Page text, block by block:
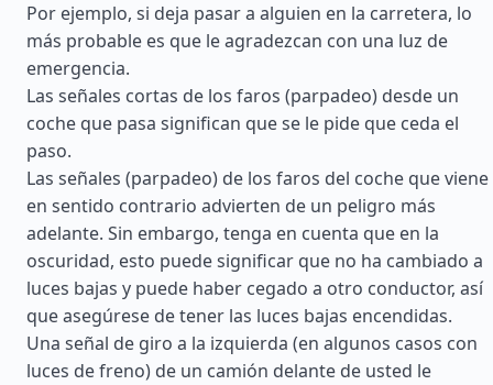
Por ejemplo, si deja pasar a alguien en la carretera, lo
más probable es que le agradezcan con una luz de
emergencia.
Las señales cortas de los faros (parpadeo) desde un
coche que pasa significan que se le pide que ceda el
paso.
Las señales (parpadeo) de los faros del coche que viene
en sentido contrario advierten de un peligro más
adelante. Sin embargo, tenga en cuenta que en la
oscuridad, esto puede significar que no ha cambiado a
luces bajas y puede haber cegado a otro conductor, así
que asegúrese de tener las luces bajas encendidas.
Una señal de giro a la izquierda (en algunos casos con
luces de freno) de un camión delante de usted le